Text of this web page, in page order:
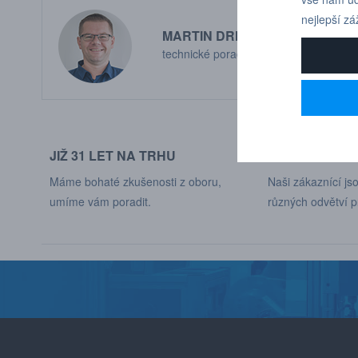
MARTIN DRHOLEC
technické poradenství
JIŽ 31 LET NA TRHU
Máme bohaté zkušenosti z oboru,
umíme vám poradit.
Naši zákaznící
různých odvětví
nejlepší